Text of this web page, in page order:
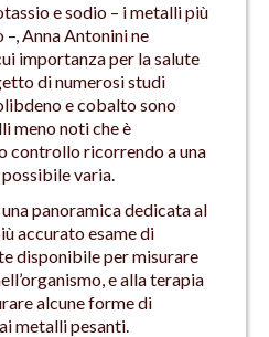
e sodio – i metalli più
Anna Antonini ne
importanza per la salute
di numerosi studi
e cobalto sono
meno noti che è
controllo ricorrendo a una
varia.
panoramica dedicata al
accurato esame di
disponibile per misurare
e alla terapia
alcune forme di
metalli pesanti.